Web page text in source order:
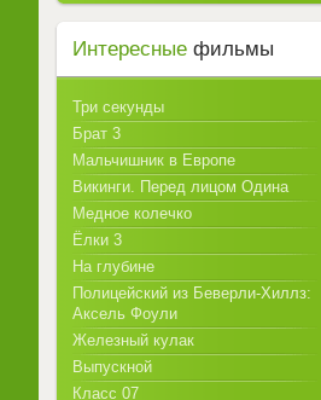
Интересные фильмы
Три секунды
Брат 3
Мальчишник в Европе
Викинги. Перед лицом Одина
Медное колечко
Ёлки 3
На глубине
Полицейский из Беверли-Хиллз:
Аксель Фоули
Железный кулак
Выпускной
Класс 07